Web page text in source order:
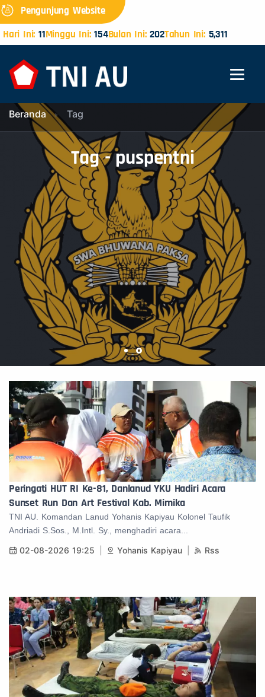
Pengunjung Website
Hari Ini: 11Minggu Ini:154Bulan Ini:202Tahun Ini:5,311
Beranda Tag
Tag - puspentni
Peringati HUT RI Ke-81, Danlanud YKU Hadiri Acara
Sunset Run Dan Art Festival Kab. Mimika
TNI AU. Komandan Lanud Yohanis Kapiyau Kolonel Taufik
Andriadi S.Sos., M.Intl. Sy., menghadiri acara...
02-08-2026 19:25 Yohanis Kapiyau Rss